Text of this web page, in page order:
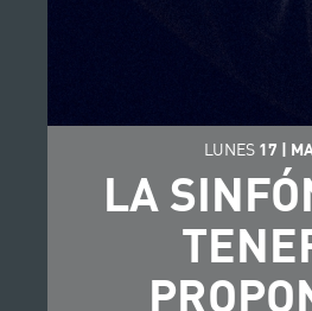
LUNES 17 |
LA